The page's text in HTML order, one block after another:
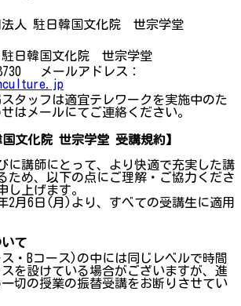
法人 駐日韓国文化院 世宗学堂
駐日韓国文化院 世宗学堂
メールアドレス：
タッフは適宜テレワークを実施中のた
はメールにてご連絡ください。
国文化院 世宗学堂 受講規約】
に講師にとって、より快適で充実した講
ため、以下の点にご理解・ご協力くださ
し上げます。
2月6日(月)より、すべての受講生に適用
て
・Bコース)の中には同じレベルで時間
を設けている場合がございますが、進
切の授業の振替受講をお断りさせてい